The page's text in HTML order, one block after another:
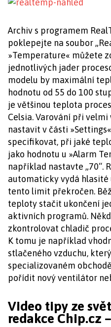
Archiv s programem
poklepejte na soubor
»Temperature« můžete
jednotlivých jader
modelu by maximální
hodnotu od 55 do 100
je většinou teplota
Celsia. Varování při
nastavit v části
specifikovat, při jaké
jako hodnotu u »Alarm
například nastavte „70“.
automaticky vydá hlasité
tento limit překročen.
teploty stačit ukončení
aktivních programů.
zkontrolovat chladič
K tomu je například
stlačeného vzduchu,
specializovaném
pořídit nový ventilátor
Video tipy ze
redakce Chip.cz –